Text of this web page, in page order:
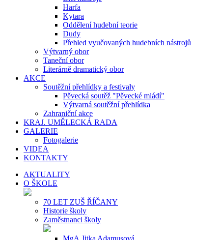
Harfa
Kytara
Oddělení hudební teorie
Dudy
Přehled vyučovaných hudebních nástrojů
Výtvarný obor
Taneční obor
Literárně dramatický obor
AKCE
Soutěžní přehlídky a festivaly
Pěvecká soutěž "Pěvecké mládí"
Výtvarná soutěžní přehlídka
Zahraniční akce
KRAJ. UMĚLECKÁ RADA
GALERIE
Fotogalerie
VIDEA
KONTAKTY
AKTUALITY
O ŠKOLE
70 LET ZUŠ ŘÍČANY
Historie školy
Zaměstnanci školy
MgA.Jitka Adamusová